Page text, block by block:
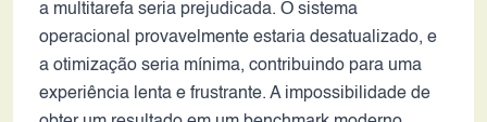
a multitarefa seria prejudicada. O sistema
operacional provavelmente estaria desatualizado, e
a otimização seria mínima, contribuindo para uma
experiência lenta e frustrante. A impossibilidade de